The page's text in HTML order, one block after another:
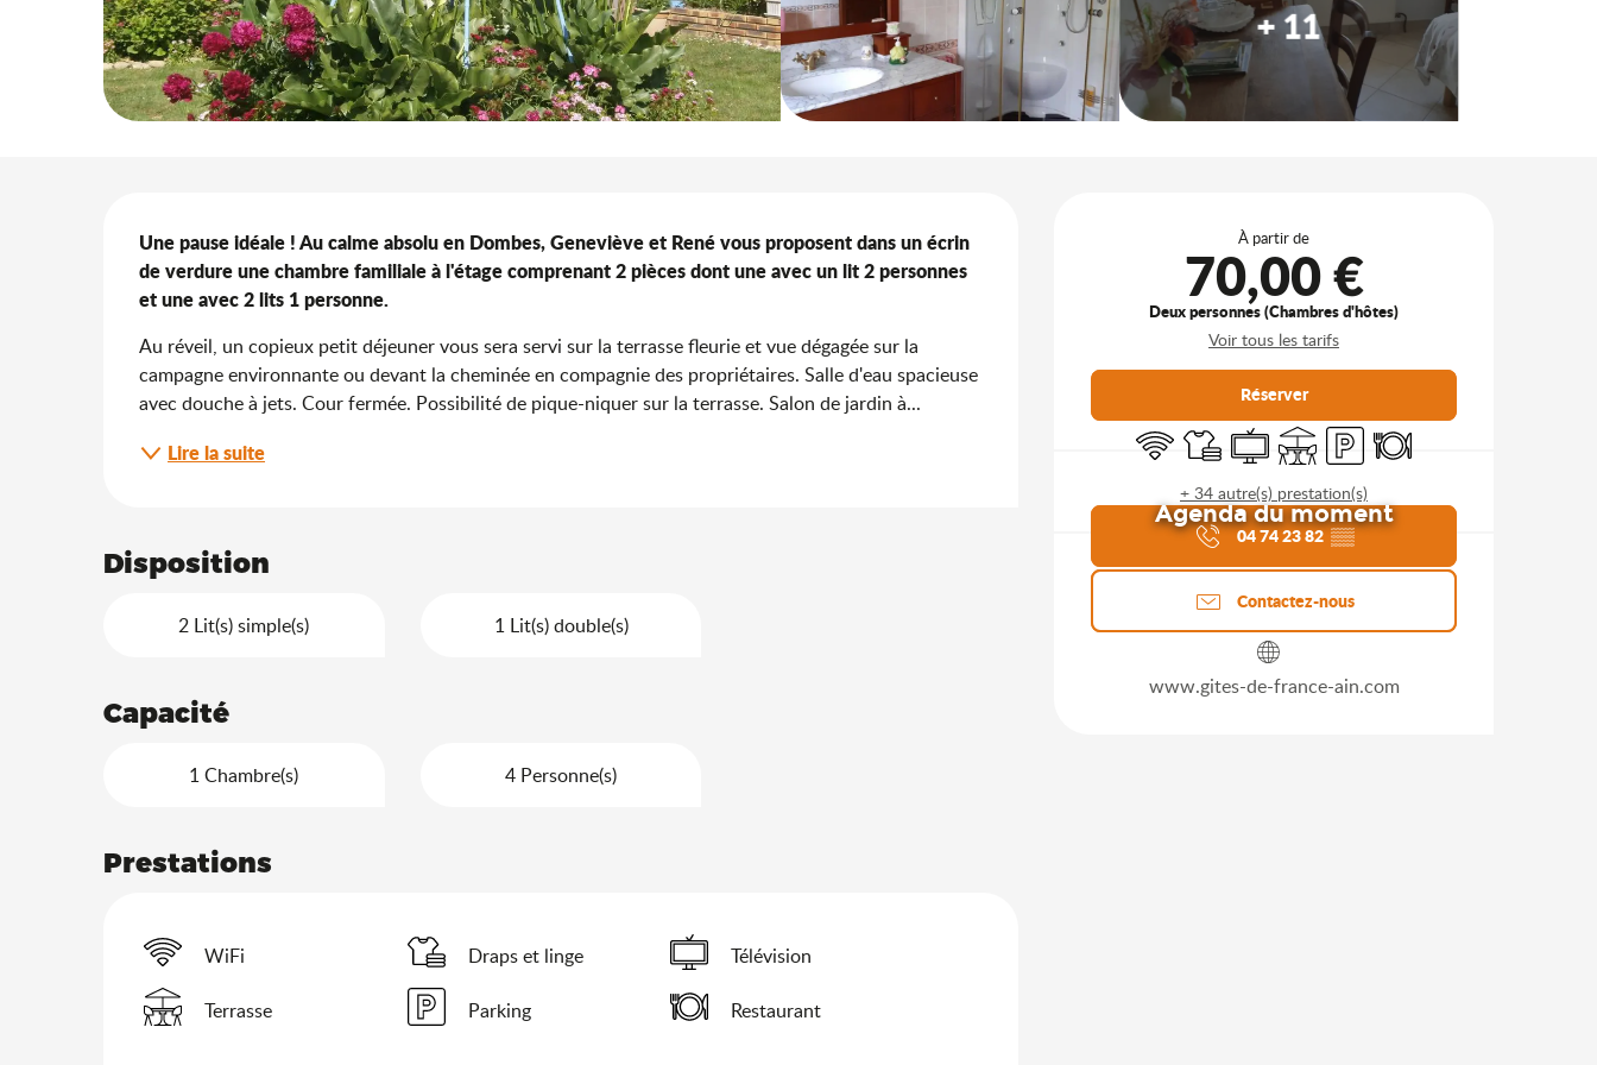
+ 11
Ouverture et coordonnées
À partir de
70,00 €
Deux personnes (Chambres d'hôtes)
Voir tous les tarifs
Réserver
WiFi Draps et linge
TélévisionTerrasseParkingRestaurant
+ 34 autre(s) prestation(s)
Agenda du moment
04 74 23 82▒▒
Contactez-nous
www.gites-de-france-ain.com
Une pause idéale ! Au calme absolu en Dombes, Geneviève et René vous proposent dans un écrin
de verdure une chambre familiale à l'étage comprenant 2 pièces dont une avec un lit 2 personnes
et une avec 2 lits 1 personne.
Au réveil, un copieux petit déjeuner vous sera servi sur la terrasse fleurie et vue dégagée sur la
campagne environnante ou devant la cheminée en compagnie des propriétaires. Salle d'eau spacieuse
avec douche à jets. Cour fermée. Possibilité de pique-niquer sur la terrasse. Salon de jardin à...
Lire la suite
Disposition
2 Lit(s) simple(s) 1 Lit(s) double(s)
Capacité
1 Chambre(s) 4 Personne(s)
Prestations
WiFi Draps et linge Télévision
Terrasse Parking Restaurant